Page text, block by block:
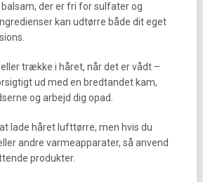
der er fri for sulfater og
kan udtørre både dit eget
trække i håret, når det er vådt –
ud med en bredtandet kam,
og arbejd dig opad.
lade håret lufttørre, men hvis du
andre varmeapparater, så anvend
produkter.